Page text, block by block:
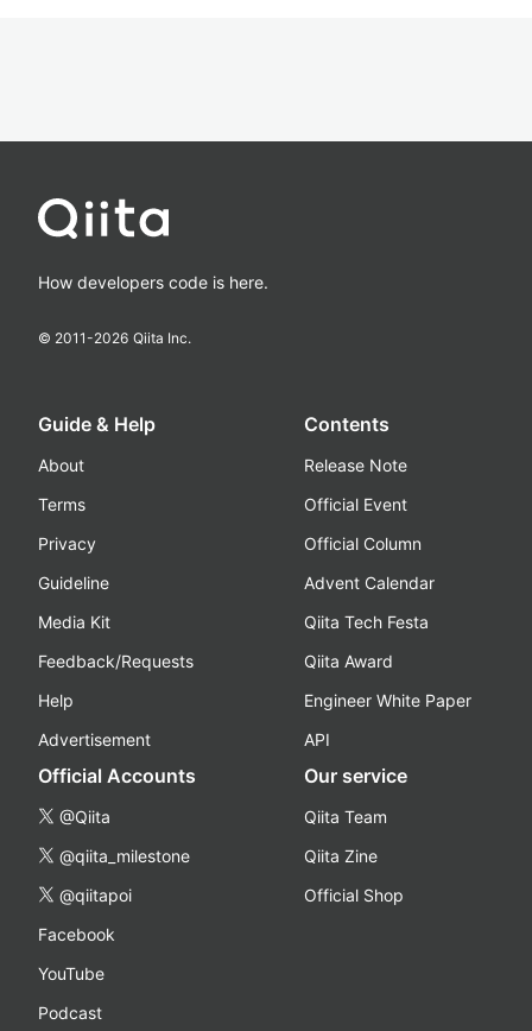
How developers code is here.
© 2011-2026 Qiita Inc.
Guide & Help
About
Terms
Privacy
Guideline
Media Kit
Feedback/Requests
Help
Advertisement
Contents
Release Note
Official Event
Official Column
Advent Calendar
Qiita Tech Festa
Qiita Award
Engineer White Paper
API
Official Accounts
@Qiita
@qiita_milestone
@qiitapoi
Facebook
YouTube
Podcast
Our service
Qiita Team
Qiita Zine
Official Shop